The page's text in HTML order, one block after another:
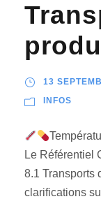
13
INFOS
Le Référentiel
8.1 Transports
clarifications